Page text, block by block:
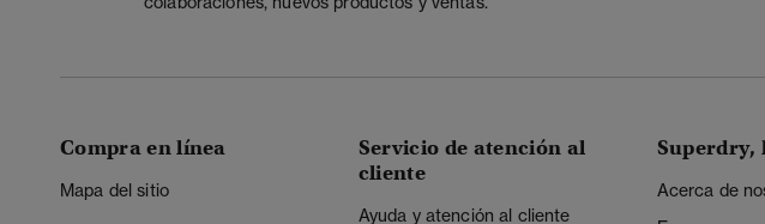
Compra en línea
Mapa del sitio
Servicio de atención al
cliente
Ayuda y atención al cliente
Superdry,
Acerca de